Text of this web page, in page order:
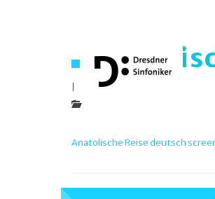
Anatolische Reise deutsch